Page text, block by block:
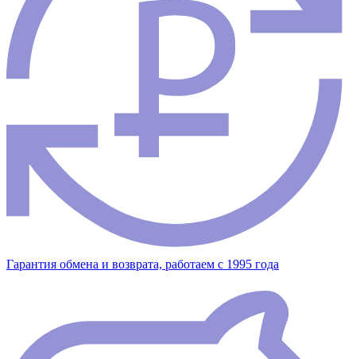
Гарантия обмена и возврата, работаем с 1995 года